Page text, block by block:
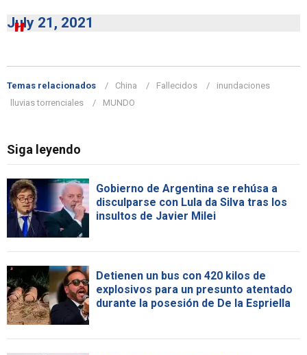
July 21, 2021
Temas relacionados China Fallecidos
inundaciones
lluvias torrenciales
MUNDO
Siga leyendo
Gobierno de Argentina se rehúsa a
disculparse con Lula da Silva tras los
insultos de Javier Milei
Detienen un bus con 420 kilos de
explosivos para un presunto atentado
durante la posesión de De la Espriella